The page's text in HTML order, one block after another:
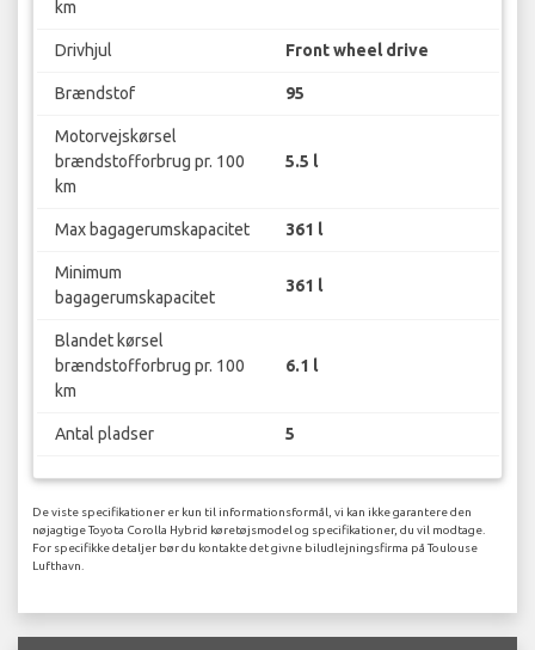
km
Drivhjul Front wheel drive
Brændstof 95
Motorvejskørsel
brændstofforbrug pr. 100
km
5.5 l
Max bagagerumskapacitet 361 l
Minimum
bagagerumskapacitet
361 l
Blandet kørsel
brændstofforbrug pr. 100
km
6.1 l
Antal pladser 5
De viste specifikationer er kun til informationsformål, vi kan ikke garantere den
nøjagtige Toyota Corolla Hybrid køretøjsmodel og specifikationer, du vil modtage.
For specifikke detaljer bør du kontakte det givne biludlejningsfirma på Toulouse
Lufthavn.